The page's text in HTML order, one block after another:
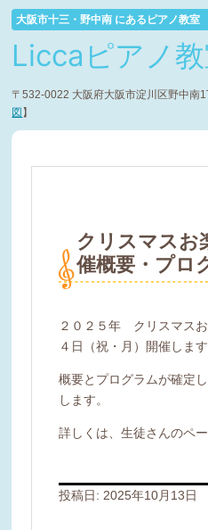
コ
ン
テ
ン
ツ
へ
大阪市十三・野中南 にあるピアノ教室
Liccaピアノ
〒532-0022 大阪府大阪市淀川区野中南
図】
クリスマスお
催概要・プロ
２０２５年 クリスマス
４日（祝・月）開催しま
概要とプログラムが確定
します。
詳しくは、生徒さんのペ
投稿日: 2025年10月13日